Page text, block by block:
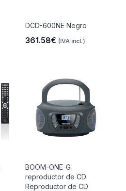
DCD-600NE Negro
361.58€ (IVA incl.)
BOOM-ONE-G
reproductor de CD
Reproductor de CD